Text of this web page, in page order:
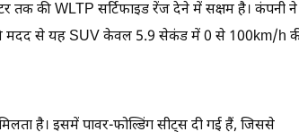
तक की WLTP सर्टिफाइड रेंज देने में सक्षम है। कंपनी ने
मदद से यह SUV केवल 5.9 सेकंड में 0 से 100km/h
है। इसमें पावर-फोल्डिंग सीट्स दी गई हैं, जिससे